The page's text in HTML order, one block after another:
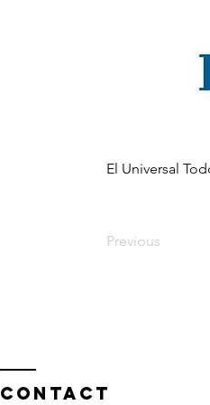
El Universal
Previous
Contact